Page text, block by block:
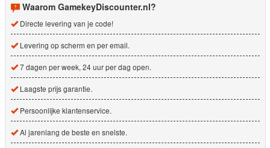
Waarom GamekeyDiscounter.nl?
Directe levering van je code!
Levering op scherm en per email.
7 dagen per week, 24 uur per dag open.
Laagste prijs garantie.
Persoonlijke klantenservice.
Al jarenlang de beste en snelste.